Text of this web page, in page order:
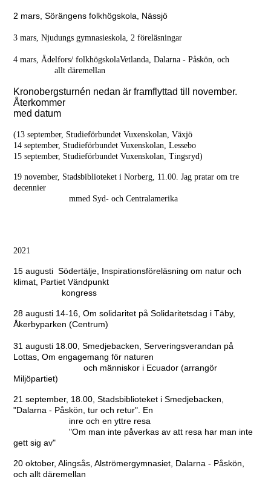
2 mars, Sörängens folkhögskola, Nässjö
3 mars, Njudungs gymnasieskola, 2 föreläsningar
4 mars, Ädelfors/ folkhögskolaVetlanda, Dalarna - Påskön, och
allt däremellan
Kronobergsturnén nedan är framflyttad till november.
Återkommer
med datum
(13 september, Studieförbundet Vuxenskolan, Växjö
14 september, Studieförbundet Vuxenskolan, Lessebo
15 september, Studieförbundet Vuxenskolan, Tingsryd)
19 november, Stadsbiblioteket i Norberg, 11.00. Jag pratar om tre
decennier
mmed Syd- och Centralamerika
2021
15 augusti Södertälje, Inspirationsföreläsning om natur och
klimat, Partiet Vändpunkt
kongress
28 augusti 14-16, Om solidaritet på Solidaritetsdag i Täby,
Åkerbyparken (Centrum)
31 augusti 18.00, Smedjebacken, Serveringsverandan på
Lottas, Om engagemang för naturen
och människor i Ecuador (arrangör
Miljöpartiet)
21 september, 18.00, Stadsbiblioteket i Smedjebacken,
"Dalarna - Påskön, tur och retur". En
inre och en yttre resa
"Om man inte påverkas av att resa har man inte
gett sig av"
20 oktober, Alingsås, Alströmergymnasiet, Dalarna - Påskön,
och allt däremellan